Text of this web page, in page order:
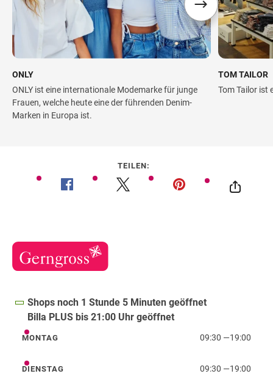
ONLY
ONLY ist eine internationale Modemarke für junge
Frauen, welche heute eine der führenden Denim-
Marken in Europa ist.
TOM TAILOR
Tom Tailor ist
TEILEN:
Shops noch 1 Stunde 5 Minuten geöffnet
Billa PLUS bis 21:00 Uhr geöffnet
Montag
MONTAG 09:30 —19:00
Dienstag
DIENSTAG 09:30 —19:00